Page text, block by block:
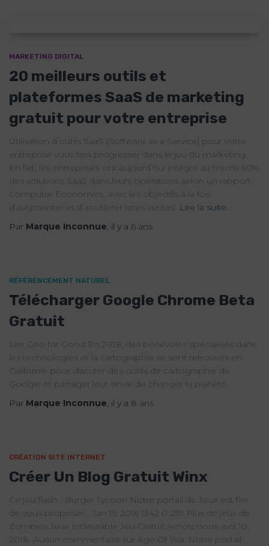
MARKETING DIGITAL
20 meilleurs outils et
plateformes SaaS de marketing
gratuit pour votre entreprise
Utilisation d’outils SaaS (Software as a Service) pour votre
entreprise vous fera progresser dans le jeu du marketing.
En fait, les entreprises ont aujourd’hui intégré au moins 60%
des solutions SaaS dans leurs opérations selon un rapport
Computer Economics, avec les objectifs à la fois
d’augmenter et d’accélérer leurs ventes. Lire la suite…
Par Marque Inconnue, il y a 6 ans
RÉFÉRENCEMENT NATUREL
Télécharger Google Chrome Beta
Gratuit
Lire Geo for Good En 2018, des bénévoles spécialisés dans
les technologies et la cartographie se sont retrouvés en
Californie pour discuter des outils de cartographie de
Google et partager leur envie de changer la planète.
Par Marque Inconnue, il y a 8 ans
CRÉATION SITE INTERNET
Créer Un Blog Gratuit Winx
Ce jeu flash… Burger Tycoon Notre portail de Jeux est fier
de vous proposer… Jan 15, 2016 1342 0 259 Plus de jeux de
Zombies Jeux Inclassable Jeu Gratuit Amorphous avril 10,
2018, Aucun commentaire sur Age Of War Notre portail